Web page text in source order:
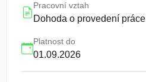
Pracovní vztah
Dohoda o provedení práce
Platnost do
01.09.2026